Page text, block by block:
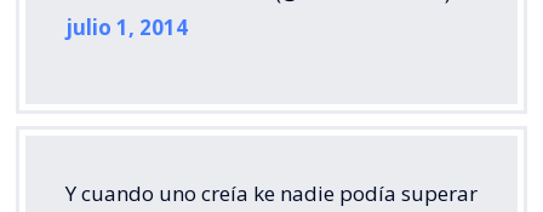
julio 1, 2014
Y cuando uno creía ke nadie podía superar